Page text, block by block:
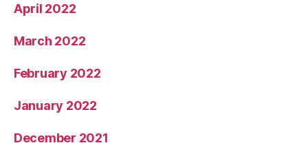
April 2022
March 2022
February 2022
January 2022
December 2021